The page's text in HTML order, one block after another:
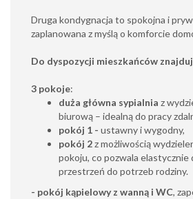
Druga kondygnacja to spokojna i
zaplanowana z myślą o komforcie
Do dyspozycji mieszkańców
3 pokoje:
duża główna sypialnia z
biurową – idealną do pracy
pokój 1 - ustawny i wygodny,
pokój 2z możliwością
pokoju, co pozwala elastycznie
przestrzeń do potrzeb rodziny.
- pokój kąpielowy z wanną i WC,